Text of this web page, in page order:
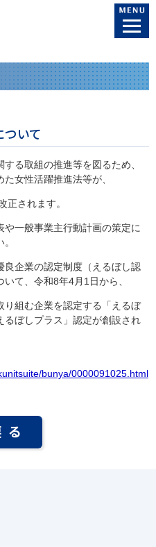
いて
る取組の推進等を図るため、
女性活躍推進法等が、
正されます。
一般事業主行動計画の策定に
良企業の認定制度（えるぼし認
て、令和8年4月1日から、
組む企業を認定する「えるぼ
るぼしプラス」認定が創設され
bunya/0000091025.html